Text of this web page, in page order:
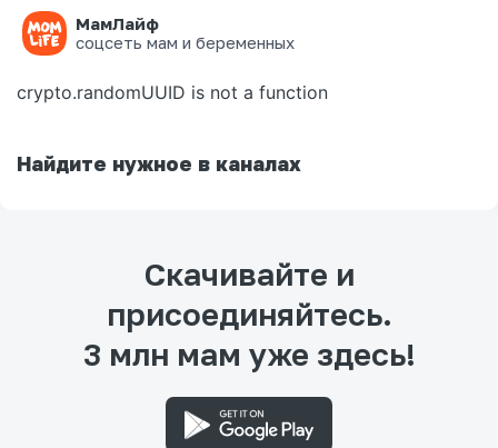
МамЛайф
соцсеть мам и беременных
Ошибка на странице
crypto.randomUUID is not a function
Найдите нужное в каналах
Скачивайте и
присоединяйтесь.
3 млн мам уже здесь!